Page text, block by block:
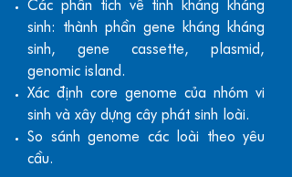
Các phân tích về tính kháng kháng
sinh: thành phần gene kháng kháng
sinh, gene cassette, plasmid,
genomic island.
Xác định core genome của nhóm vi
sinh và xây dựng cây phát sinh loài.
So sánh genome các loài theo yêu
cầu.